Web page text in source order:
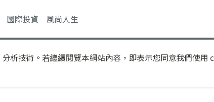
國際投資 風尚人生
析技術。若繼續閱覽本網站內容，即表示您同意我們使用